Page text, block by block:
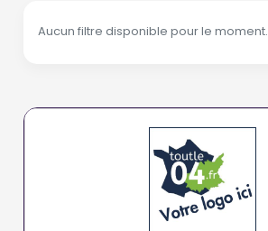
Aucun filtre disponible pour le moment.